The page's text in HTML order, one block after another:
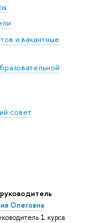
и вакантные
совет
Олеговна
1 курса